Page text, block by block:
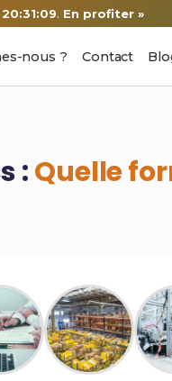
20:31:08. En profiter »
nous ? Contact
:Quelle